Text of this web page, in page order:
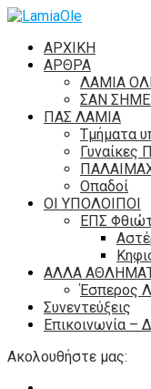
ΑΡΧΙΚΗ
ΑΡΘΡΑ
ΛΑΜΙΑ
ΣΑΝ
ΠΑΣ ΛΑΜΙΑ
Τμήματα
Γυναίκες
Οπαδοί
ΟΙ ΥΠΟΛΟΙΠΟΙ
ΕΠΣ
ΑΛΛΑ
Έσπερος
Συνεντεύξεις
Επικοινωνία –
Ακολουθήστε μας: